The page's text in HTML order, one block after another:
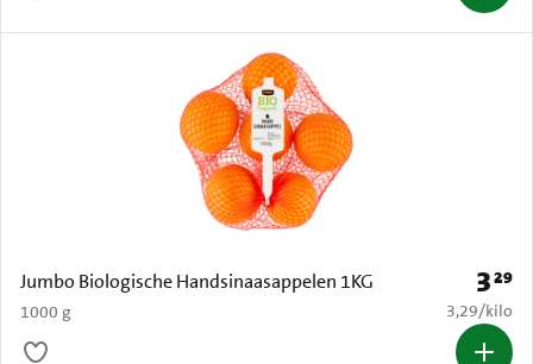
Jumbo Biologische Handsinaasappelen 1KG
1000 g
Prijs:
329
€ 3,29 per
3,29/kilo